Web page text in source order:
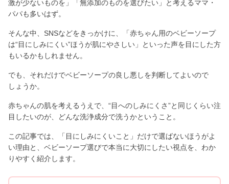
激が少ないものを」「無添加のものを選びたい」と考えるママ・
パパも多いはず。
そんな中、SNSなどをきっかけに、「赤ちゃん用のベビーソープ
は“目にしみにくい”ほうが肌にやさしい」といった声を目にした方
もいるかもしれません。
でも、それだけでベビーソープの良し悪しを判断してよいので
しょうか。
赤ちゃんの肌を考えるうえで、“目へのしみにくさ”と同じくらい注
目したいのが、どんな洗浄成分で洗うかということ。
この記事では、「目にしみにくいこと」だけで選ばないほうがよ
い理由と、ベビーソープ選びで本当に大切にしたい視点を、わか
りやすく紹介します。